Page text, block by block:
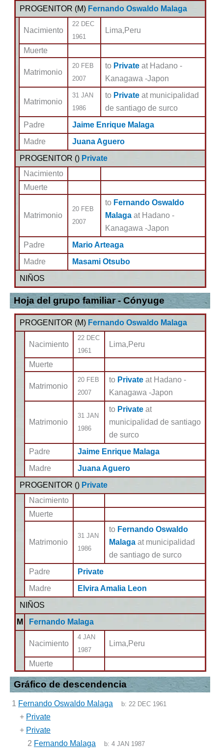
PROGENITOR (M) Fernando Oswaldo Malaga
Nacimiento
22 DEC
1961
Lima,Peru
Muerte
Matrimonio
20 FEB
2007
to Private at Hadano -
Kanagawa -Japon
Matrimonio
31 JAN
1986
to Private at municipalidad
de santiago de surco
Padre
Jaime Enrique Malaga
Madre
Juana Aguero
PROGENITOR () Private
Nacimiento
Muerte
Matrimonio
20 FEB
2007
to Fernando Oswaldo
Malaga at Hadano -
Kanagawa -Japon
Padre
Mario Arteaga
Madre
Masami Otsubo
NIÑOS
Hoja del grupo familiar - Cónyuge
PROGENITOR (M) Fernando Oswaldo Malaga
Nacimiento
22 DEC
1961
Lima,Peru
Muerte
Matrimonio
20 FEB
2007
to Private at Hadano -
Kanagawa -Japon
Matrimonio
31 JAN
1986
to Private at
municipalidad de santiago
de surco
Padre
Jaime Enrique Malaga
Madre
Juana Aguero
PROGENITOR () Private
Nacimiento
Muerte
Matrimonio
31 JAN
1986
to Fernando Oswaldo
Malaga at municipalidad
de santiago de surco
Padre
Private
Madre
Elvira Amalia Leon
NIÑOS
M
Fernando Malaga
Nacimiento
4 JAN
1987
Lima,Peru
Muerte
Gráfico de descendencia
1 Fernando Oswaldo Malaga b:22 DEC 1961
+ Private
+ Private
2 Fernando Malaga b:4 JAN 1987